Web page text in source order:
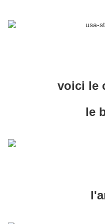
voici le
le